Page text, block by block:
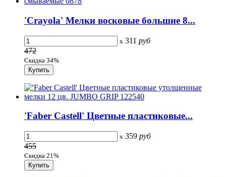
'Crayola' Мелки восковые большие 8...
x 311 руб
472
Скидка 34%
'Faber Castell' Цветные пластиковые...
x 359 руб
455
Скидка 21%